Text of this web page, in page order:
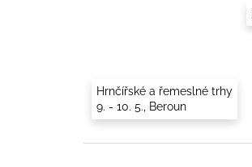
Hrnčířské a řemeslné trhy
9. - 10. 5., Beroun